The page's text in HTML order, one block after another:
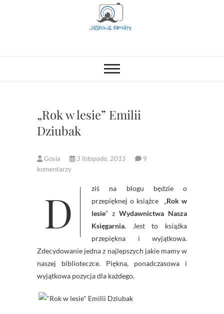
Jaśkowe klimaty-
Blog rodzicielsko-
lifestylowy
CIEKAWE PROJEKTY DIY Z
„Rok w lesie” Emilii
Dziubak
Gosia 3 listopada, 2015
9
komentarzy
Dziś na blogu będzie o przepięknej o książce „Rok w
lesie” z Wydawnictwa Nasza
Księgarnia. Jest to książka
przepiękna i wyjątkowa.
Zdecydowanie jedna z najlepszych jakie mamy w
naszej biblioteczce. Piękna, ponadczasowa i
wyjątkowa pozycja dla każdego.